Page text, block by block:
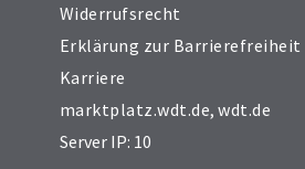
Widerrufsrecht
Erklärung zur Barrierefreiheit
Karriere
marktplatz.wdt.de,wdt.de
Server IP: 10